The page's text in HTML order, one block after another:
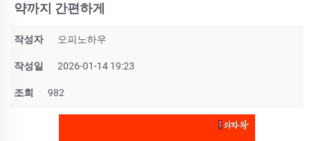
약까지 간편하게
작성자 오피노하우
작성일 2026-01-14 19:23
조회 982